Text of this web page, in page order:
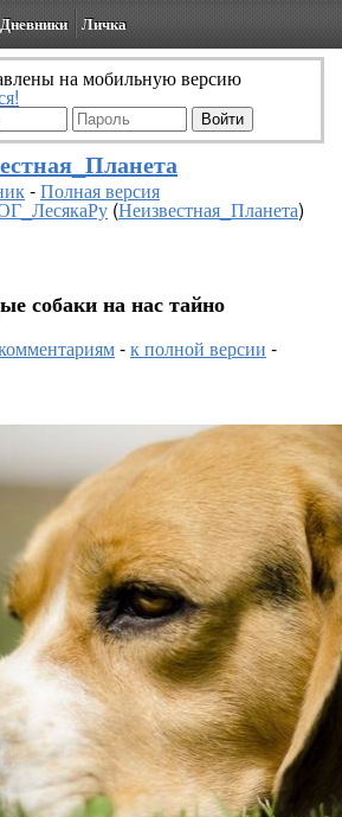
Дневники Личка
на мобильную версию
-Полная версия
(Неизвестная_Планета)
собаки на нас тайно
-к полной версии -